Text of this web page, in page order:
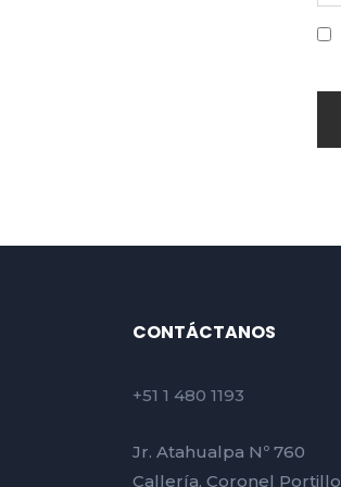
CONTÁCTANOS
+51 1 480 1193
Jr. Atahualpa Nº 760
Callería, Coronel Portillo